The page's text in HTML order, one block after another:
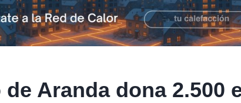
Aranda dona 2.500